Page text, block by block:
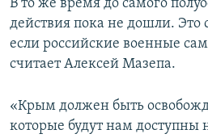
В то же время до самого
действия пока не дошли.
если российские военные
считает Алексей Мазепа.
«Крым должен быть
которые будут нам доступны